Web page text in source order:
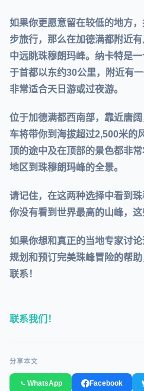
如果你更愿意留在较低的地方
步旅行，那么在加德满都附近
中远眺珠穆朗玛峰。纳卡特是
于首都以东约30公里，附近有
非常适合天日游或过夜游。
位于加德满都西南部，靠近唐
车将带你到海拔超过2,500米的
顶的途中及在顶部的景色都非
地区到珠穆朗玛峰的全景。
请记住， 在这两种选择中看到
你没有看到世界最高的山峰，这
如果你想和真正的当地专家讨
规划和预订完美珠峰冒险的帮
联系！
联系我们！
分享本文
WhatsApp Facebook